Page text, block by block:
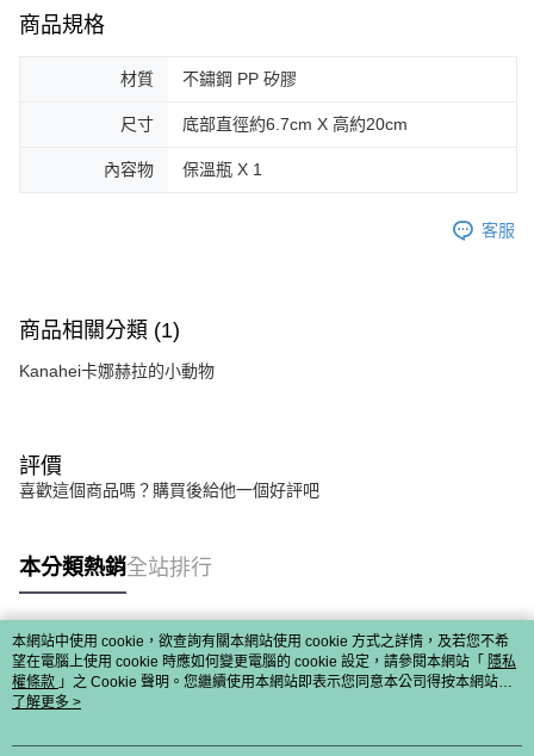
商品規格
材質 不鏽鋼 PP 矽膠
尺寸 底部直徑約6.7cm X 高約20cm
內容物 保溫瓶 X 1
客服
商品相關分類 (1)
Kanahei卡娜赫拉的小動物
評價
喜歡這個商品嗎？購買後給他一個好評吧
本分類熱銷全站排行
熱門標籤
本網站中使用 cookie，欲查詢有關本網站使用 cookie 方式之詳情，及若您不希
望在電腦上使用 cookie 時應如何變更電腦的 cookie 設定，請參閱本網站「 隱私
權條款 」之 Cookie 聲明。您繼續使用本網站即表示您同意本公司得按本網站使
用條款之 Cookie 聲明使用 cookie。
了解更多 >